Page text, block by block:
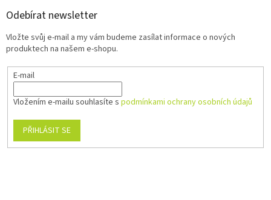
Odebírat newsletter
Vložte svůj e-mail a my vám budeme zasílat informace o nových
produktech na našem e-shopu.
E-mail
Vložením e-mailu souhlasíte s podmínkami ochrany osobních údajů
PŘIHLÁSIT SE